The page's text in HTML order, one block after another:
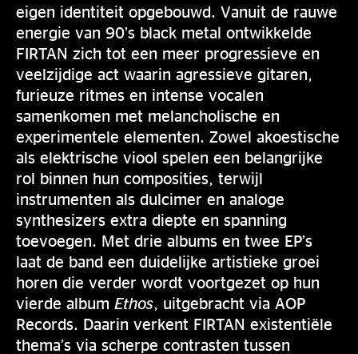
eigen identiteit opgebouwd. Vanuit de rauwe
energie van 90’s black metal ontwikkelde
FIRTAN zich tot een meer progressieve en
veelzijdige act waarin agressieve gitaren,
furieuze ritmes en intense vocalen
samenkomen met melancholische en
experimentele elementen. Zowel akoestische
als elektrische viool spelen een belangrijke
rol binnen hun composities, terwijl
instrumenten als dulcimer en analoge
synthesizers extra diepte en spanning
toevoegen. Met drie albums en twee EP’s
laat de band een duidelijke artistieke groei
horen die verder wordt voortgezet op hun
vierde album Ethos , uitgebracht via AOP
Records. Daarin verkent FIRTAN existentiële
thema’s via scherpe contrasten tussen